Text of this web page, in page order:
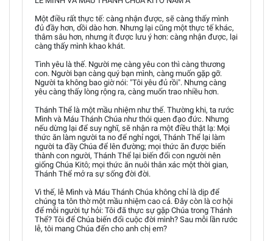
Một điều rất thực tế: càng nhận được, sẽ càng thấy mình
đủ đầy hơn, dồi dào hơn. Nhưng lại cũng một thực tế khác,
thâm sâu hơn, nhưng ít được lưu ý hơn: càng nhận được, lại
càng thấy mình khao khát.
Tình yêu là thế. Người mẹ càng yêu con thì càng thương
con. Người bạn càng quý bạn mình, càng muốn gặp gỡ.
Người ta không bao giờ nói: "Tôi yêu đủ rồi". Nhưng càng
yêu càng thấy lòng rộng ra, càng muốn trao nhiều hơn.
Thánh Thể là một mầu nhiệm như thế. Thường khi, ta rước
Mình và Máu Thánh Chúa như thói quen đạo đức. Nhưng
nếu dừng lại để suy nghĩ, sẽ nhận ra một điều thật lạ: Mọi
thức ăn làm người ta no để nghỉ ngơi, Thánh Thể lại làm
người ta đầy Chúa để lên đường; mọi thức ăn được biến
thành con người, Thánh Thể lại biến đổi con người nên
giống Chúa Kitô; mọi thức ăn nuôi thân xác một thời gian,
Thánh Thể mở ra sự sống đời đời.
Vì thế, lễ Mình và Máu Thánh Chúa không chỉ là dịp để
chúng ta tôn thờ một mầu nhiệm cao cả. Đây còn là cơ hội
để mỗi người tự hỏi: Tôi đã thực sự gặp Chúa trong Thánh
Thể? Tôi để Chúa biến đổi cuộc đời mình? Sau mỗi lần rước
lễ, tôi mang Chúa đến cho anh chị em?